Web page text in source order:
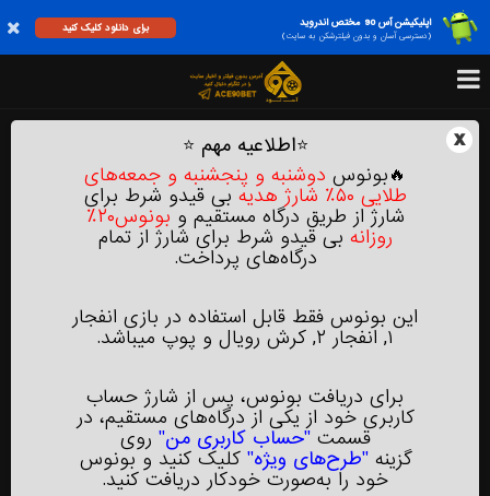
اپلیکیشن آس 90 مختص اندروید
(دسترسی آسان و بدون فیلترشکن به سایت)
برای دانلود کلیک کنید
x
⭐اطلاعیه مهم ⭐
🔥بونوس دوشنبه و پنجشنبه‌ و جمعه‌های
طلایی ۵۰٪ شارژ هدیه بی‌ قیدو شرط برای
شارژ از طریق درگاه مستقیم و بونوس۲۰٪
روزانه بی‌ قیدو شرط برای شارژ از تمام
درگاه‌های پرداخت.
این بونوس فقط قابل استفاده در بازی انفجار
۱, انفجار ۲, کرش رویال و پوپ میباشد.
برای دریافت بونوس، پس از شارژ حساب
کاربری خود از یکی از درگاه‌های مستقیم، در
قسمت "حساب کاربری من" روی
گزینه"طرح‌های ویژه" کلیک کنید و بونوس
خود را به‌صورت خودکار دریافت کنید.